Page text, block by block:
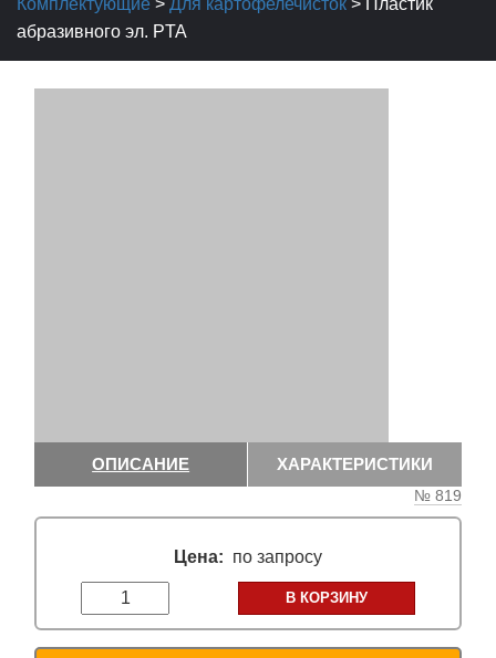
Комплектующие > Для картофелечисток > Пластик
абразивного эл. PTA
ОПИСАНИЕ ХАРАКТЕРИСТИКИ
№ 819
Цена: по запросу
В КОРЗИНУ